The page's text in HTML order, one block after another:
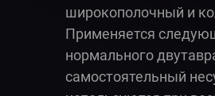
широкополочный и
Применяется
нормального
самостоятельный